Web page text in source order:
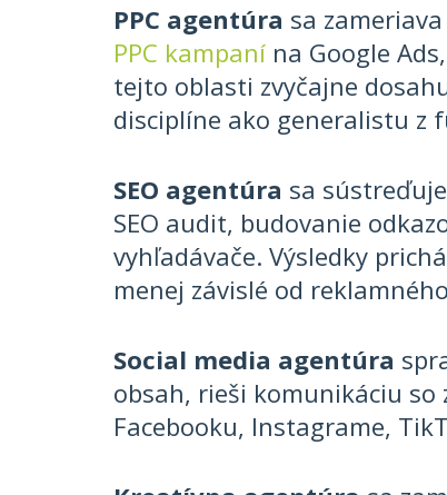
PPC agentúra sa
PPC kampaní na Google
tejto oblasti zvyčajne
disciplíne ako generalistu z
SEO agentúra sa
SEO audit, budovanie
vyhľadávače. Výsledky
menej závislé od
Social media agentúra
obsah, rieši komunikáciu
Facebooku, Instagrame,